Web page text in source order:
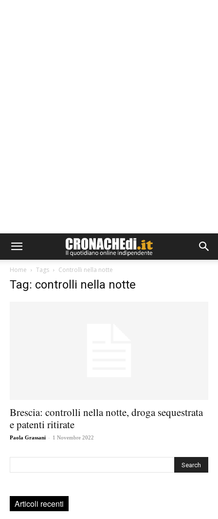
Home Tags Controlli nella notte
Tag: controlli nella notte
Brescia: controlli nella notte, droga sequestrata
e patenti ritirate
Paola Grassani - 1 Novembre 2022
Articoli recenti